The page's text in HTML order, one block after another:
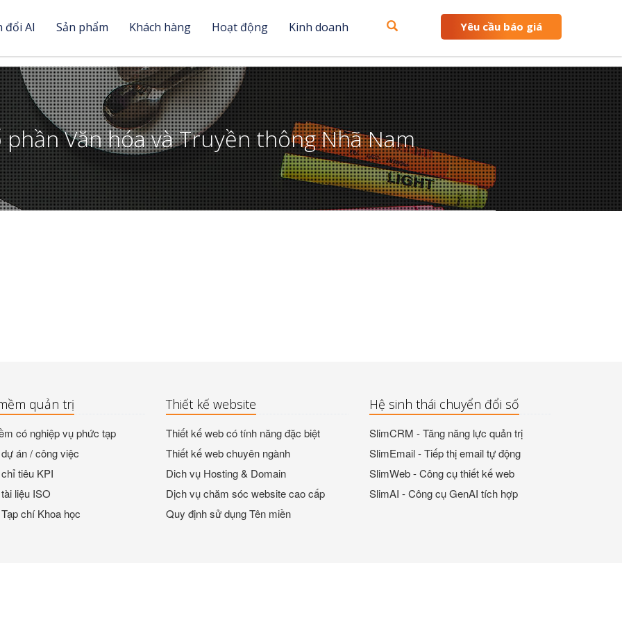
đổi AI Sản phẩm Khách hàng Hoạt động Kinh doanh Yêu cầu báo giá
phần Văn hóa và Truyền thông Nhã Nam
quản trị
có nghiệp vụ phức tạp
án / công việc
tiêu KPI
liệu ISO
chí Khoa học
Thiết kế website
Thiết kế web có tính năng đặc biệt
Thiết kế web chuyên ngành
Dich vụ Hosting & Domain
Dịch vụ chăm sóc website cao cấp
Quy định sử dụng Tên miền
Hệ sinh thái chuyển đổi số
SlimCRM - Tăng năng lực quản trị
SlimEmail - Tiếp thị email tự động
SlimWeb - Công cụ thiết kế web
SlimAI - Công cụ GenAI tích hợp